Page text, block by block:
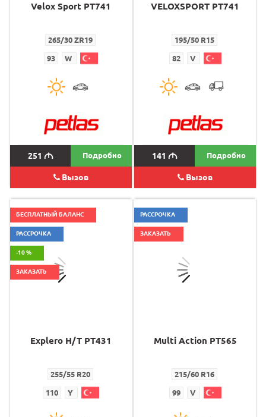
Velox Sport PT741
265/30 ZR19
93 W
251 M Подробно
Вызов
VELOXSPORT PT741
195/50 R15
82 V
141 M Подробно
Вызов
БЕСПЛАТНЫЙ БАЛАНС
РАССРОЧКА
-10 %
ЗАКАЗАТЬ
Explero H/T PT431
255/55 R20
110 Y
РАССРОЧКА
ЗАКАЗАТЬ
Multi Action PT565
215/60 R16
99 V